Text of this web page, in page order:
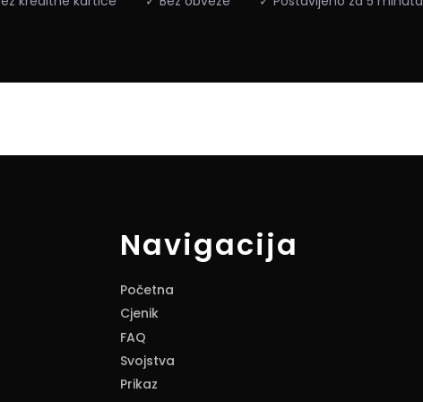
Navigacija
Početna
Cjenik
FAQ
Svojstva
Prikaz